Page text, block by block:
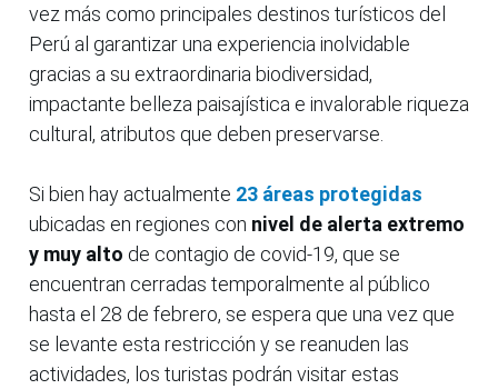
vez más como principales destinos turísticos del
Perú al garantizar una experiencia inolvidable
gracias a su extraordinaria biodiversidad,
impactante belleza paisajística e invalorable riqueza
cultural, atributos que deben preservarse.
Si bien hay actualmente 23 áreas protegidas
ubicadas en regiones con nivel de alerta extremo
y muy alto de contagio de covid-19, que se
encuentran cerradas temporalmente al público
hasta el 28 de febrero, se espera que una vez que
se levante esta restricción y se reanuden las
actividades, los turistas podrán visitar estas